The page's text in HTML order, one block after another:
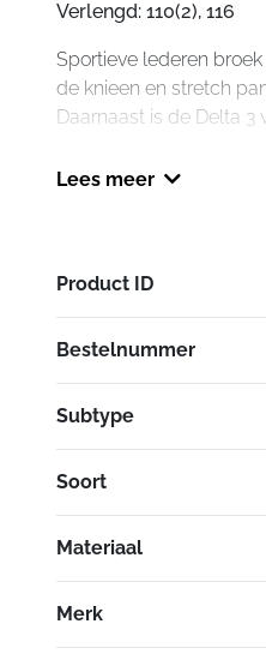
Verlengd: 110(2), 116
Sportieve lederen
de knieen en stretch
Daarnaast is de Delta
kneesliders zijn
informeer naar de
Lees meer
Product ID
Bestelnummer
Subtype
Soort
Materiaal
Merk